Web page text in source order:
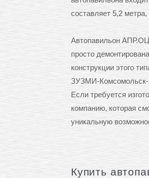
составляет 5,2
Автопавильон
просто
конструкции этого
ЗУЗМИ-Комсомольск-
Если требуется
компанию, которая
уникальную
Купить